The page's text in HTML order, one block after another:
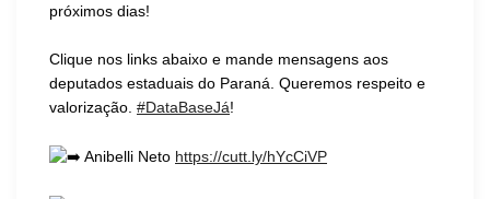
próximos dias!
Clique nos links abaixo e mande mensagens aos
deputados estaduais do Paraná. Queremos respeito e
valorização. #DataBaseJá!
Anibelli Neto https://cutt.ly/hYcCiVP